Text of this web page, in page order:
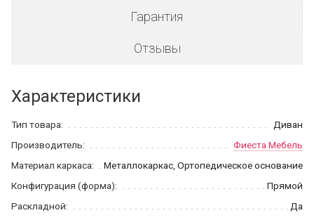
Гарантия
Отзывы
Характеристики
Тип товара:
Диван
Производитель:
Фиеста Мебель
Материал каркаса:
Металлокаркас, Ортопедическое основание
Конфигурация (форма):
Прямой
Раскладной:
Да